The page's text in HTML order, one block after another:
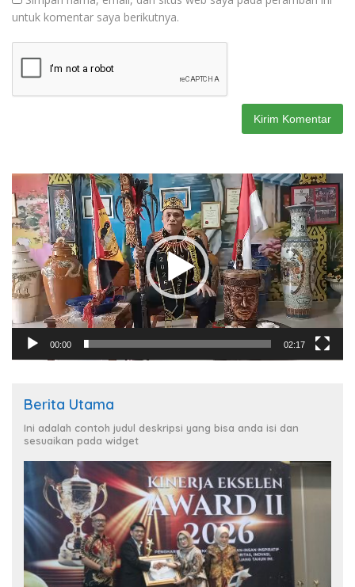
untuk komentar saya berikutnya.
Pemutar
Video
00:00 02:17
Berita Utama
Ini adalah contoh judul deskripsi yang bisa anda isi dan
sesuaikan pada widget